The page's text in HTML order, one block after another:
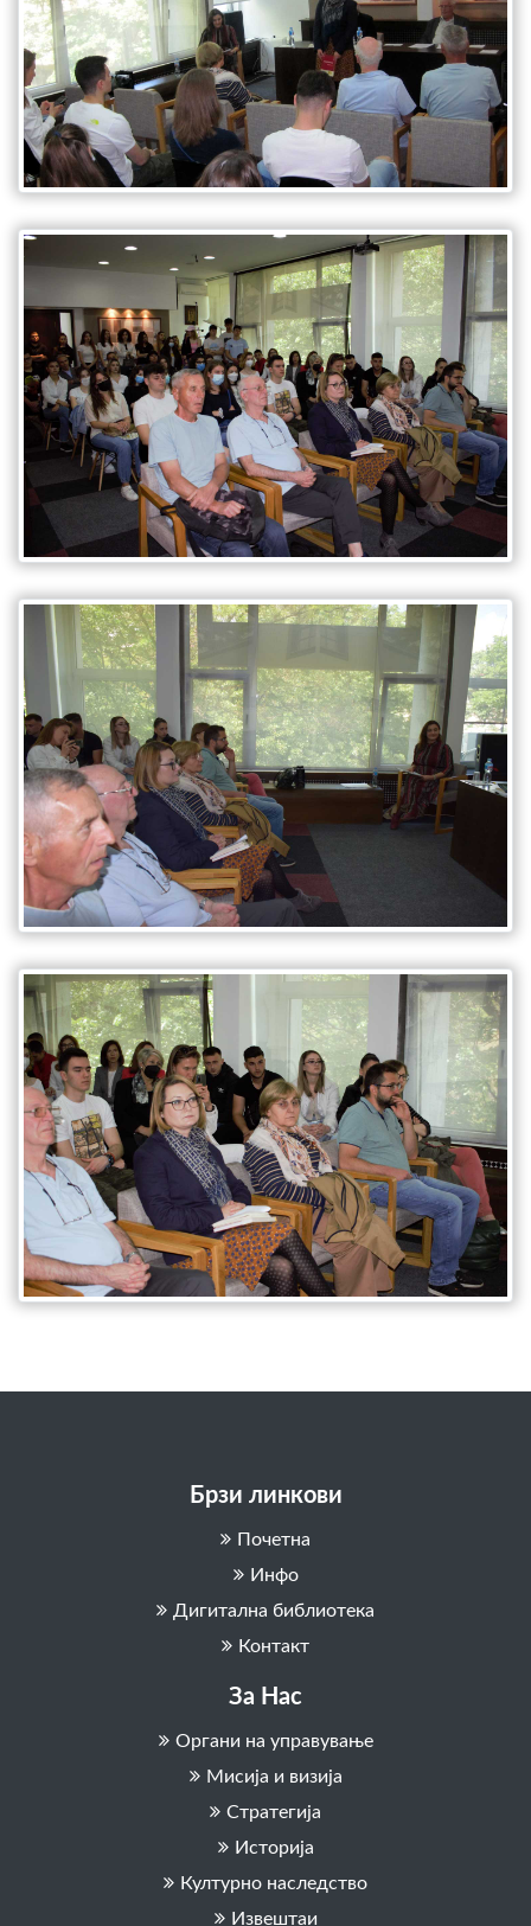
Брзи линкови
Почетна
Инфо
Дигитална библиотека
Контакт
За Нас
Органи на управување
Мисија и визија
Стратегија
Историја
Културно наследство
Извештаи